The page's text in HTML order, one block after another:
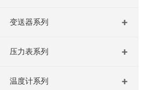
变送器系列
压力表系列
温度计系列